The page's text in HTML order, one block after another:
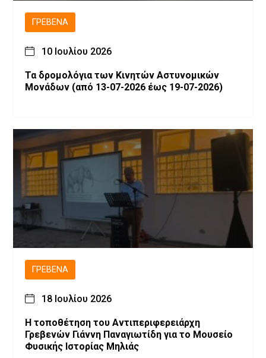
ΓΡΕΒΕΝΆ
10 Ιουλίου 2026
Τα δρομολόγια των Κινητών Αστυνομικών
Μονάδων (από 13-07-2026 έως 19-07-2026)
ΓΡΕΒΕΝΆ
18 Ιουλίου 2026
Η τοποθέτηση του Αντιπεριφερειάρχη
Γρεβενών Γιάννη Παναγιωτίδη για το Μουσείο
Φυσικής Ιστορίας Μηλιάς